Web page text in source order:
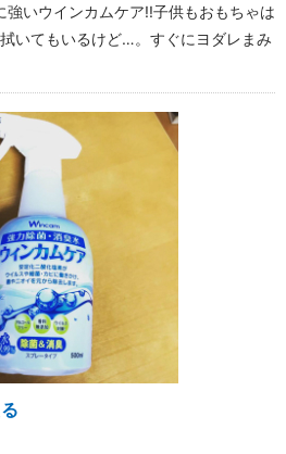
いウインカムケア!!子供もおもちゃは
いてもいるけど…。すぐにヨダレまみ